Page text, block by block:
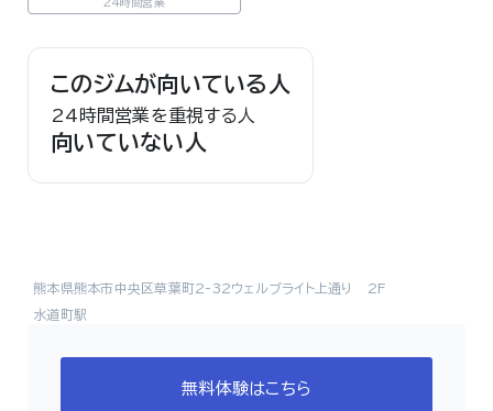
24時間営業
このジムが向いている人
24時間営業を重視する人
向いていない人
熊本県熊本市中央区草葉町2-32ウェルブライト上通り 2F
水道町駅
無料体験はこちら